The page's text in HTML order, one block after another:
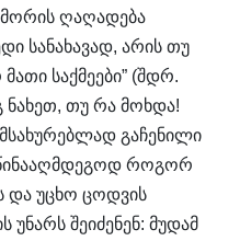
ღაღადება
სანახავად, არის თუ
საქმეები” (შდრ.
ნახეთ, თუ რა მოხდა!
გაჩენილი
როგორ
და უცხო ცოდვის
შეიძენენ: მუდამ